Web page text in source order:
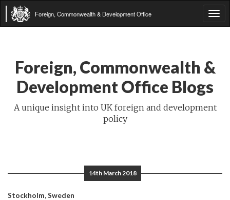
Foreign, Commonwealth & Development Office
Foreign, Commonwealth &
Development Office Blogs
A unique insight into UK foreign and development
policy
14th March 2018
Stockholm, Sweden